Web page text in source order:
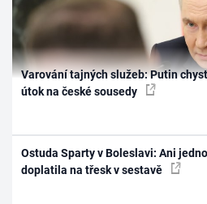
Varování tajných služeb: Putin
útok na české sousedy
Ostuda Sparty v Boleslavi: Ani
doplatila na třesk v sestavě